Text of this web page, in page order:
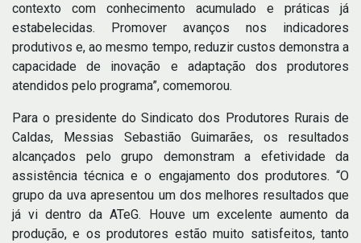
contexto com conhecimento acumulado e práticas já
estabelecidas. Promover avanços nos indicadores
produtivos e, ao mesmo tempo, reduzir custos demonstra a
capacidade de inovação e adaptação dos produtores
atendidos pelo programa”, comemorou.
Para o presidente do Sindicato dos Produtores Rurais de
Caldas, Messias Sebastião Guimarães, os resultados
alcançados pelo grupo demonstram a efetividade da
assistência técnica e o engajamento dos produtores. “O
grupo da uva apresentou um dos melhores resultados que
já vi dentro da ATeG. Houve um excelente aumento da
produção, e os produtores estão muito satisfeitos, tanto